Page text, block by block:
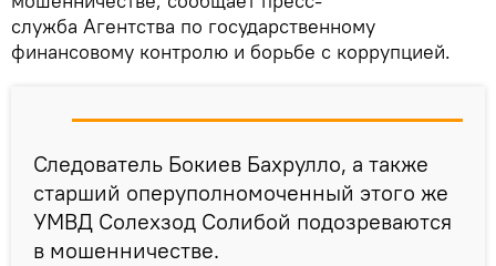
служба Агентства по государственному
финансовому контролю и борьбе с коррупцией.
Следователь Бокиев Бахрулло, а также
старший оперуполномоченный этого же
УМВД Солехзод Солибой подозреваются
в мошенничестве.